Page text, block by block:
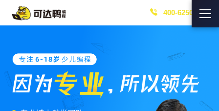
400-6250-219